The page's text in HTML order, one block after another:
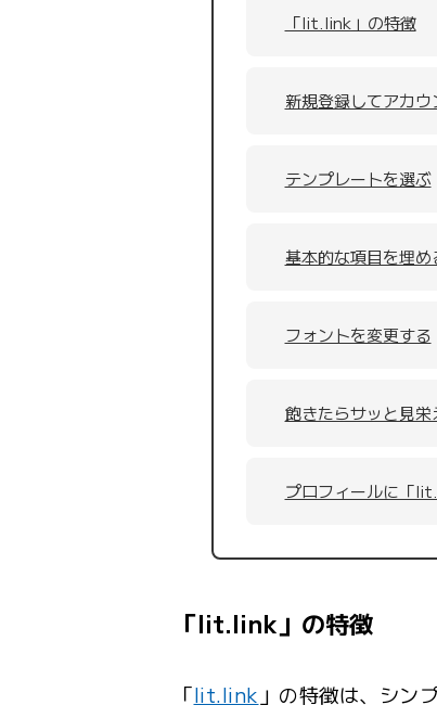
「lit.link」の特徴
新規登録してアカ
テンプレートを選ぶ
基本的な項目を埋め
フォントを変更する
飽きたらサッと見栄
プロフィールに「
「lit.link」の特徴
「lit.link 」の特徴は、シン